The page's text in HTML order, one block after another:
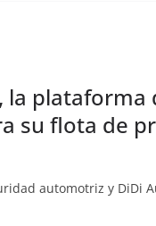
la
su flota de
automotriz y DiDi